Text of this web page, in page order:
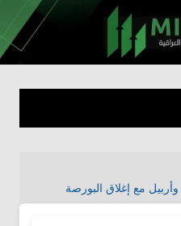
miga24.com
مع إغلاق البورصة